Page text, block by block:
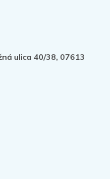
ulica 40/38, 07613